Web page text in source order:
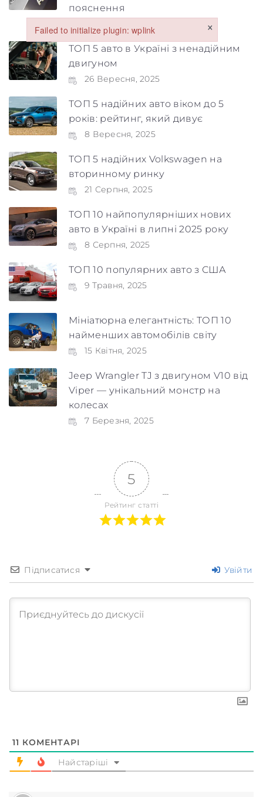
пояснення
ТОП 5 авто в Україні з ненадійним
двигуном
26 Вересня, 2025
ТОП 5 надійних авто віком до 5
років: рейтинг, який дивує
8 Вересня, 2025
ТОП 5 надійних Volkswagen на
вторинному ринку
21 Серпня, 2025
ТОП 10 найпопулярніших нових
авто в Україні в липні 2025 року
8 Серпня, 2025
ТОП 10 популярних авто з США
9 Травня, 2025
Мініатюрна елегантність: ТОП 10
найменших автомобілів світу
15 Квітня, 2025
Jeep Wrangler TJ з двигуном V10 від
Viper — унікальний монстр на
колесах
7 Березня, 2025
5
Рейтинг статті
Підписатися Увійти
11 КОМЕНТАРІ
Найстаріші
Обкладинка
Maximum file size: 100 МБ
ВІДПРАВИТИ
Failed to initialize plugin: wplink ×
Failed to initialize plugin: wplink